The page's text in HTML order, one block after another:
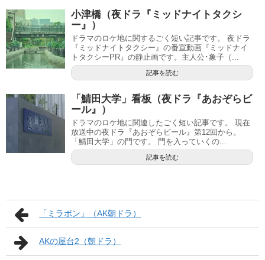
小津橋（夜ドラ『ミッドナイトタクシ
ー』）
ドラマのロケ地に関するごく短い記事です。 夜ドラ
『ミッドナイトタクシー』の番宣動画『ミッドナイ
トタクシーPR』の静止画です。主人公･象子（...
記事を読む
「鯖田大学」看板（夜ドラ『あおぞらビ
ール』）
ドラマのロケ地に関連したごく短い記事です。 現在
放送中の夜ドラ『あおぞらビール』第12回から。
「鯖田大学」の門です。 門を入っていくの...
記事を読む
「ミラボン」（AK朝ドラ）
AKの屋台2（朝ドラ）